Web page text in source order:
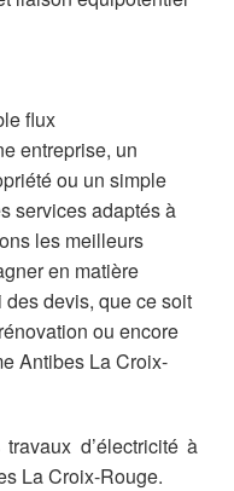
flux
entreprise, un
ou un simple
services adaptés à
les meilleurs
en matière
devis, que ce soit
ou encore
Antibes La Croix-
d’électricité à
La Croix-Rouge.